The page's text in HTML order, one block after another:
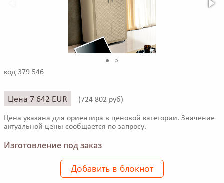
код 379 546
Цена 7 642 EUR (724 802 руб)
Цена указана для ориентира в ценовой категории. Значение
актуальной цены сообщается по запросу.
Изготовление под заказ
Добавить в блокнот